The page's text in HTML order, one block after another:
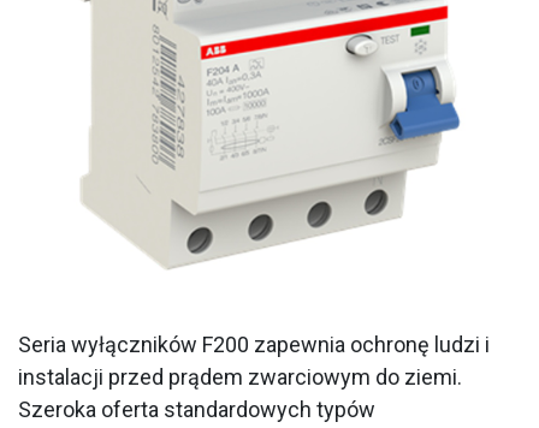
Seria wyłączników F200 zapewnia ochronę ludzi i
instalacji przed prądem zwarciowym do ziemi.
Szeroka oferta standardowych typów